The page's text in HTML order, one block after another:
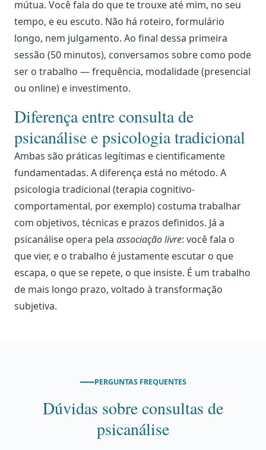
mútua. Você fala do que te trouxe até mim, no seu
tempo, e eu escuto. Não há roteiro, formulário
longo, nem julgamento. Ao final dessa primeira
sessão (50 minutos), conversamos sobre como pode
ser o trabalho — frequência, modalidade (presencial
ou online) e investimento.
Diferença entre consulta de
psicanálise e psicologia tradicional
Ambas são práticas legítimas e cientificamente
fundamentadas. A diferença está no método. A
psicologia tradicional (terapia cognitivo-
comportamental, por exemplo) costuma trabalhar
com objetivos, técnicas e prazos definidos. Já a
psicanálise opera pela associação livre: você fala o
que vier, e o trabalho é justamente escutar o que
escapa, o que se repete, o que insiste. É um trabalho
de mais longo prazo, voltado à transformação
subjetiva.
PERGUNTAS FREQUENTES
Dúvidas sobre consultas de
psicanálise